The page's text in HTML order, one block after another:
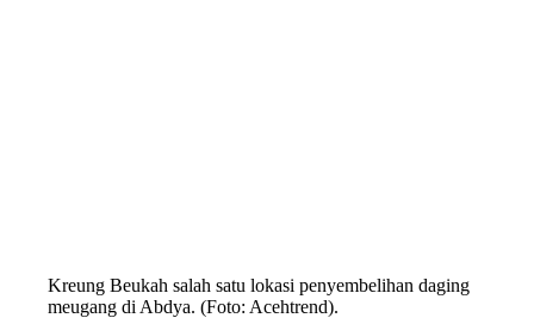
Kreung Beukah salah satu lokasi penyembelihan daging
meugang di Abdya. (Foto: Acehtrend).